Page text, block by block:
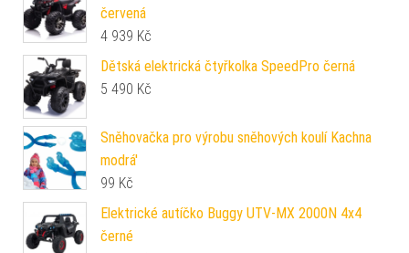
červená
4 939 Kč
Dětská elektrická čtyřkolka SpeedPro černá
5 490 Kč
Sněhovačka pro výrobu sněhových koulí Kachna
modrá'
99 Kč
Elektrické autíčko Buggy UTV-MX 2000N 4x4
černé